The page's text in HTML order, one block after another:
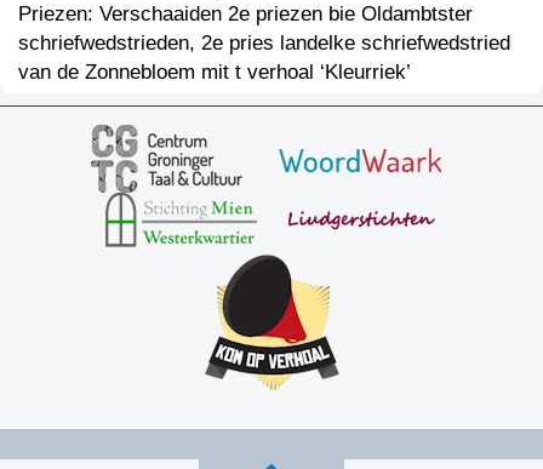
Priezen: Verschaaiden 2e priezen bie Oldambtster
schriefwedstrieden, 2e pries landelke schriefwedstried
van de Zonnebloem mit t verhoal ‘Kleurriek’